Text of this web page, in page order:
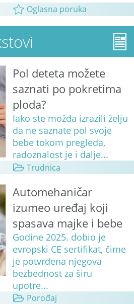
Oglasna poruka
Pol deteta možete
saznati po pokretima
ploda?
Iako ste možda izrazili želju
da ne saznate pol svoje
bebe tokom pregleda,
radoznalost je i dalje...
Trudnica
Automehaničar
izumeo uređaj koji
spasava majke i bebe
Godine 2025. dobio je
evropski CE sertifikat, čime
je potvrđena njegova
bezbednost za širu
upotre...
Porođaj